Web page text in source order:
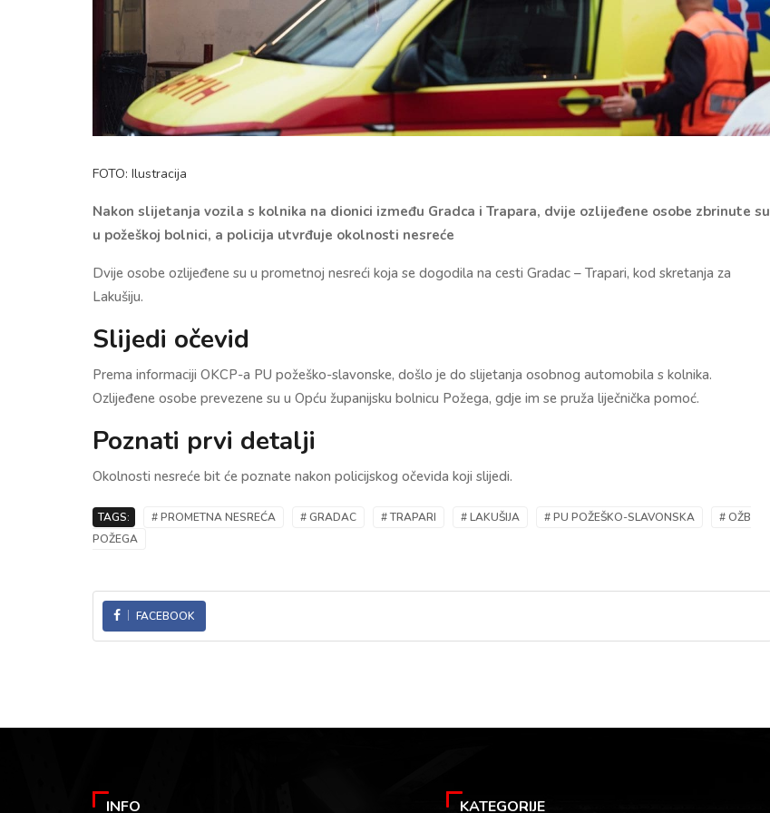
FOTO: Ilustracija
Nakon slijetanja vozila s kolnika na dionici između Gradca i Trapara, dvije ozlijeđene osobe zbrinute su
u požeškoj bolnici, a policija utvrđuje okolnosti nesreće
Dvije osobe ozlijeđene su u prometnoj nesreći koja se dogodila na cesti Gradac – Trapari, kod skretanja za
Lakušiju.
Slijedi očevid
Prema informaciji OKCP-a PU požeško-slavonske, došlo je do slijetanja osobnog automobila s kolnika.
Ozlijeđene osobe prevezene su u Opću županijsku bolnicu Požega, gdje im se pruža liječnička pomoć.
Poznati prvi detalji
Okolnosti nesreće bit će poznate nakon policijskog očevida koji slijedi.
TAGS: # PROMETNA NESREĆA # GRADAC # TRAPARI # LAKUŠIJA # PU POŽEŠKO-SLAVONSKA
# OŽB
POŽEGA
FACEBOOK
INFO KATEGORIJE